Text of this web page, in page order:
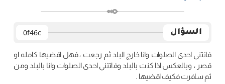
السؤال 0f46c
فاتتني احدى الصلوات وانا خارج البلد ثم رجعت ، فهل اقضيها كامله او
قصر ، وبالعكس اذا كنت بالبلد وفاتتني احدى الصلوات وانا بالبلد ومن
ثم سافرت فكيف اقضيها .